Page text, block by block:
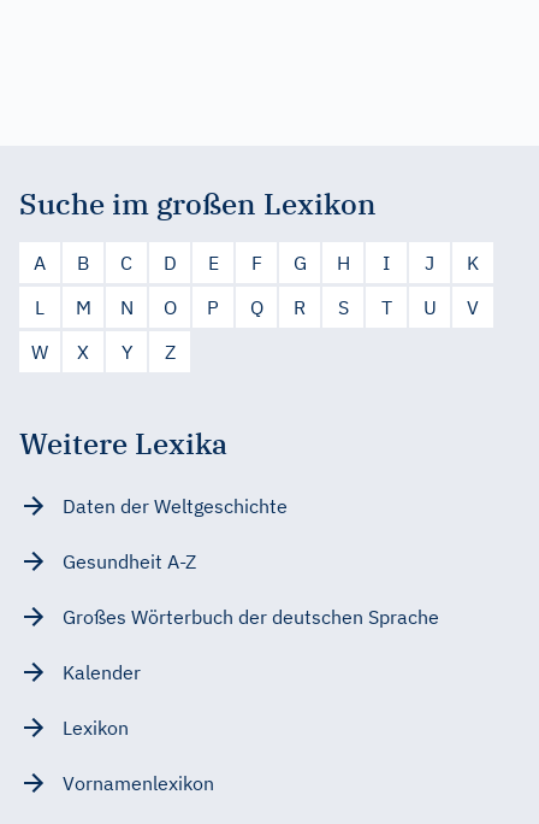
Suche im großen Lexikon
A B C D E F G H I J
K
L
M N O P Q R S T U
V
W
X Y Z
Weitere Lexika
Daten der Weltgeschichte
Gesundheit A-Z
Großes Wörterbuch der deutschen Sprache
Kalender
Lexikon
Vornamenlexikon